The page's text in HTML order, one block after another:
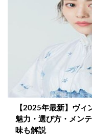
【2025年最新】ヴィ
魅力・選び方・メン
味も解説